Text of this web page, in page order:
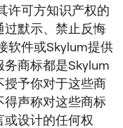
许可方知识产权的
过默示、禁止反悔
软件或Skylum提供
商标都是Skylum
授予你对于这些商
得声称对这些商标
设计的任何权